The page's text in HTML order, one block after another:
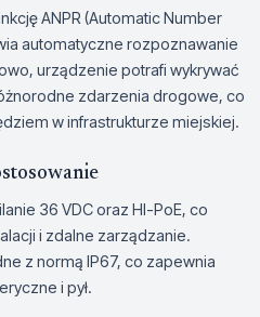
ANPR (Automatic Number
automatyczne rozpoznawanie
urządzenie potrafi wykrywać
zdarzenia drogowe, co
w infrastrukturze miejskiej.
36 VDC oraz HI-PoE, co
i zdalne zarządzanie.
z normą IP67, co zapewnia
i pył.